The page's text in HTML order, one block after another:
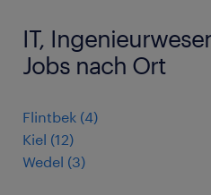
IT,
Jobs nach Ort
Flintbek (4)
Kiel (12)
Wedel (3)